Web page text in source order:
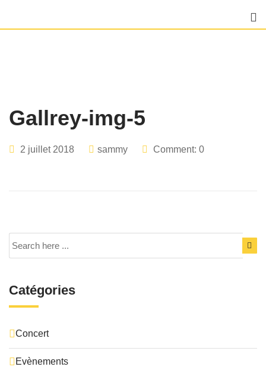
Gallrey-img-5
2 juillet 2018 sammy Comment: 0
Catégories
Concert
Evènements